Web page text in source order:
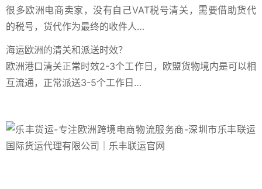
很多欧洲电商卖家，没有自己VAT税号清关，需要借助货代
的税号，货代作为最终的收件人…
海运欧洲的清关和派送时效？
欧洲港口清关正常时效2-3个工作日，欧盟货物境内是可以相
互流通，正常派送3-5个工作日…